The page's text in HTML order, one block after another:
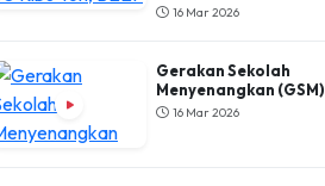
16 Mar 2026
Gerakan Sekolah
Menyenangkan (GSM)
16 Mar 2026